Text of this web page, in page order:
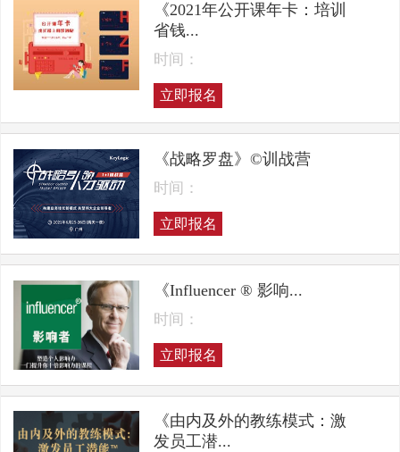
《2021年公开课年卡：培训
省钱...
时间：
立即报名
《战略罗盘》©训战营
时间：
立即报名
《Influencer ® 影响...
时间：
立即报名
《由内及外的教练模式：激
发员工潜...